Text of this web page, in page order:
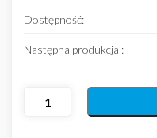
Dostępność:
Następna produkcja :